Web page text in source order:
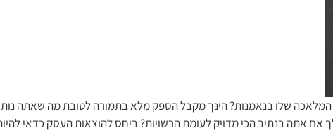
שלו בנאמנות? הינך מקבל הספק מלא בתמורה לטובת מה שאתה
אם אתה בנתיב הכי מדויק לעומת הרשויות? ביחס להוצאות העסק כדאי